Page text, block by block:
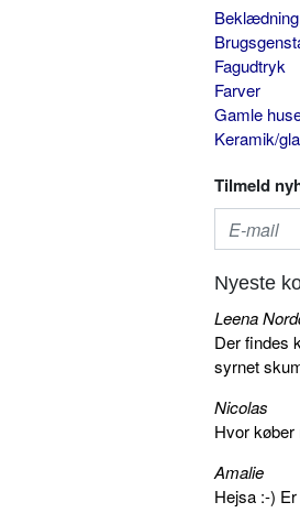
Beklædning
Fagudtryk
Farver
Gamle
Keramik/
Tilmeld
Nyeste
Leena
Der findes
syrnet
Nicolas
Hvor
Amalie
Hejsa :-)